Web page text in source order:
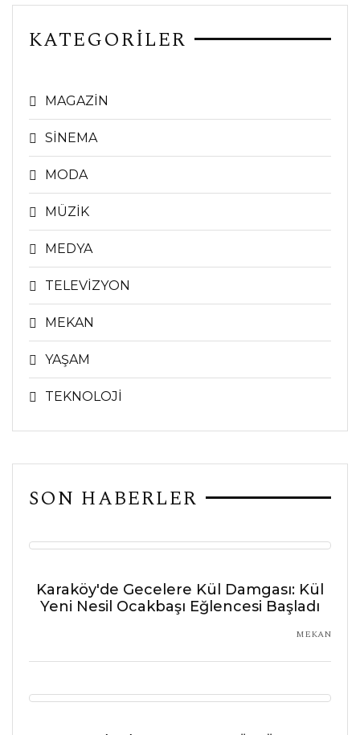
KATEGORİLER
MAGAZİN
SİNEMA
MODA
MÜZİK
MEDYA
TELEVİZYON
MEKAN
YAŞAM
TEKNOLOJİ
SON HABERLER
Karaköy'de Gecelere Kül Damgası: Kül
Yeni Nesil Ocakbaşı Eğlencesi Başladı
MEKAN